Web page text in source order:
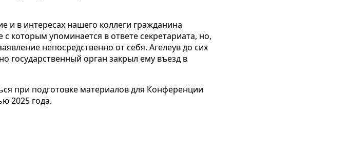
и в интересах нашего коллеги гражданина
которым упоминается в ответе секретариата, но,
непосредственно от себя. Агелеув до сих
государственный орган закрыл ему въезд в
при подготовке материалов для Конференции
2025 года.